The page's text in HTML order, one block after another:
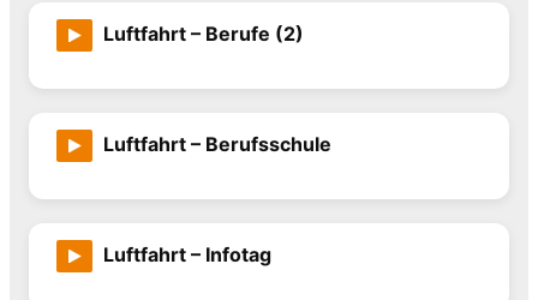
Luftfahrt – Berufe (2)
Luftfahrt – Berufsschule
Luftfahrt – Infotag